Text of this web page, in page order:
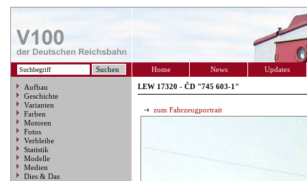
Home News Updates
Aufbau
Geschichte
Varianten
Farben
Motoren
Fotos
Verbleibe
Statistik
Modelle
Medien
Dies & Das
LEW 17320 - ČD "745 603-1"
zum Fahrzeugportrait